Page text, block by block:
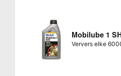
Mobilube 1
Ververs elke